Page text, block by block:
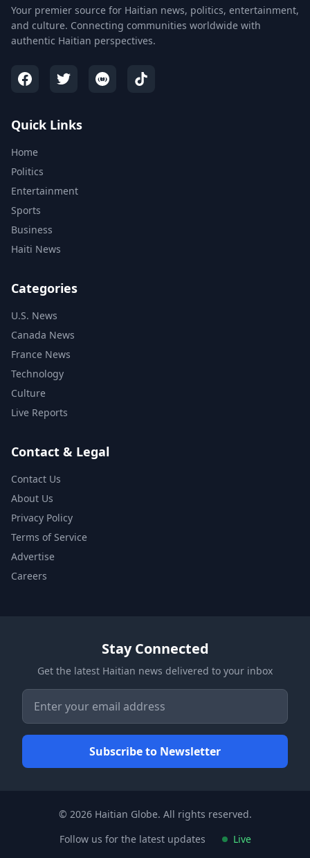
Your premier source for Haitian news, politics, entertainment,
and culture. Connecting communities worldwide with
authentic Haitian perspectives.
Quick Links
Home
Politics
Entertainment
Sports
Business
Haiti News
Categories
U.S. News
Canada News
France News
Technology
Culture
Live Reports
Contact & Legal
Contact Us
About Us
Privacy Policy
Terms of Service
Advertise
Careers
Stay Connected
Get the latest Haitian news delivered to your inbox
© 2026 Haitian Globe. All rights reserved.
Follow us for the latest updates
Live